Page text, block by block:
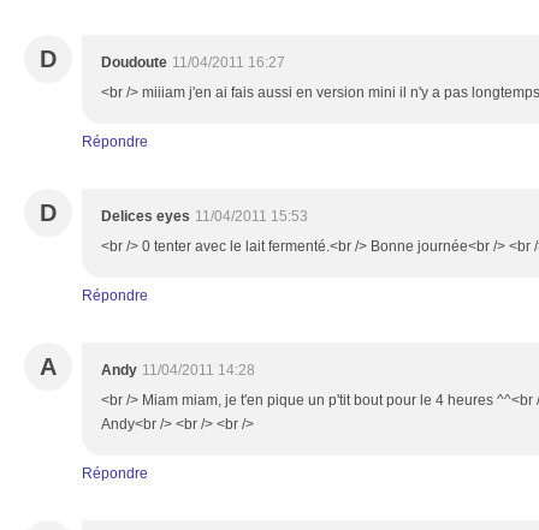
D Doudoute 11/04/2011 16:27
<br /> miiiam j'en ai fais aussi en version mini il n'y a pas
Répondre
D Delices eyes 11/04/2011 15:53
<br /> 0 tenter avec le lait fermenté.<br /> Bonne journée<br /> <br
Répondre
A Andy 11/04/2011 14:28
<br /> Miam miam, je t'en pique un p'tit bout pour le 4 heures
Andy<br /> <br /> <br />
Répondre